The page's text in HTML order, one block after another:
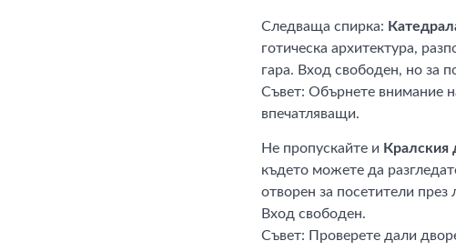
Следваща спирка:
готическа архитектура,
гара. Вход свободен, но за
Съвет: Обърнете внимание
впечатляващи.
Не пропускайте и Кралския
където можете да
отворен за посетители през
Вход свободен.
Съвет: Проверете дали